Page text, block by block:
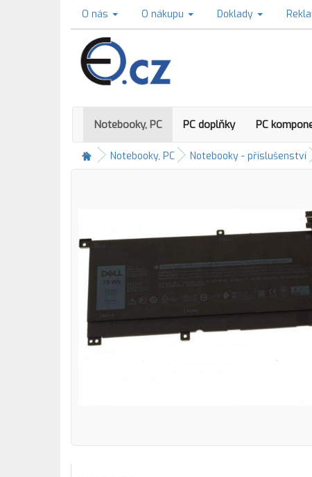
O nás O nákupu Doklady
Notebooky, PC PC doplňky PC
Notebooky, PC Notebooky - příslušenství